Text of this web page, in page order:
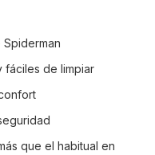
fáciles de limpiar
que el habitual en